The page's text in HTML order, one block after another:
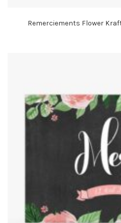
Remerciements Flower